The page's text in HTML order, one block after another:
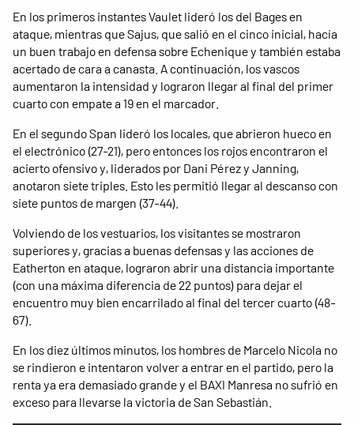
En los primeros instantes Vaulet lideró los del Bages en
ataque, mientras que Sajus, que salió en el cinco inicial, hacía
un buen trabajo en defensa sobre Echenique y también estaba
acertado de cara a canasta. A continuación, los vascos
aumentaron la intensidad y lograron llegar al final del primer
cuarto con empate a 19 en el marcador.
En el segundo Span lideró los locales, que abrieron hueco en
el electrónico (27-21), pero entonces los rojos encontraron el
acierto ofensivo y, liderados por Dani Pérez y Janning,
anotaron siete triples. Esto les permitió llegar al descanso con
siete puntos de margen (37-44).
Volviendo de los vestuarios, los visitantes se mostraron
superiores y, gracias a buenas defensas y las acciones de
Eatherton en ataque, lograron abrir una distancia importante
(con una máxima diferencia de 22 puntos) para dejar el
encuentro muy bien encarrilado al final del tercer cuarto (48-
67).
En los diez últimos minutos, los hombres de Marcelo Nicola no
se rindieron e intentaron volver a entrar en el partido, pero la
renta ya era demasiado grande y el BAXI Manresa no sufrió en
exceso para llevarse la victoria de San Sebastián.